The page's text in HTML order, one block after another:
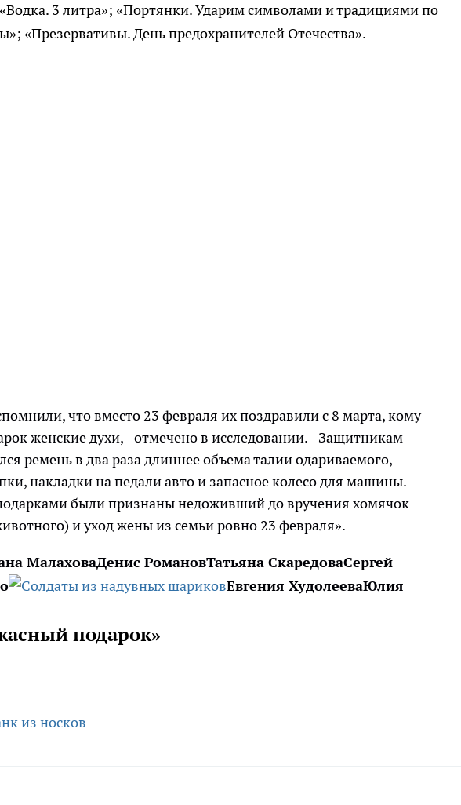
3 литра»; «Портянки. Ударим символами и традициями по
«Презервативы. День предохранителей Отечества».
что вместо 23 февраля их поздравили с 8 марта, кому-
женские духи, - отмечено в исследовании. - Защитникам
ремень в два раза длиннее объема талии одариваемого,
накладки на педали авто и запасное колесо для машины.
были признаны недоживший до вручения хомячок
и уход жены из семьи ровно 23 февраля».
МалаховаДенис РомановТатьяна СкаредоваСергей
Евгения ХудолееваЮлия
подарок»